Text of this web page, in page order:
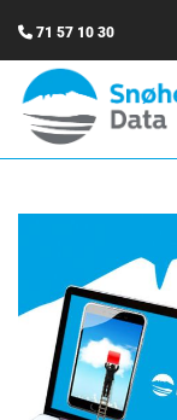
 71 57 10 30